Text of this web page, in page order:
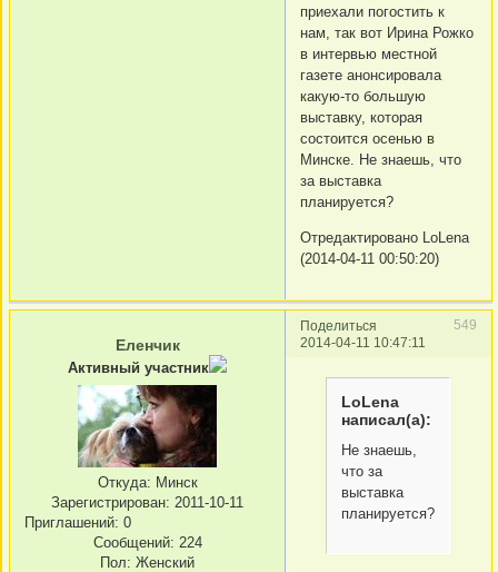
приехали погостить к
нам, так вот Ирина Рожко
в интервью местной
газете анонсировала
какую-то большую
выставку, которая
состоится осенью в
Минске. Не знаешь, что
за выставка
планируется?
Отредактировано LoLena
(2014-04-11 00:50:20)
Поделиться
549
2014-04-11 10:47:11
Еленчик
Активный участник
Откуда: Минск
Зарегистрирован: 2011-10-11
Приглашений: 0
Сообщений: 224
Пол: Женский
LoLena
написал(а):
Не знаешь,
что за
выставка
планируется?